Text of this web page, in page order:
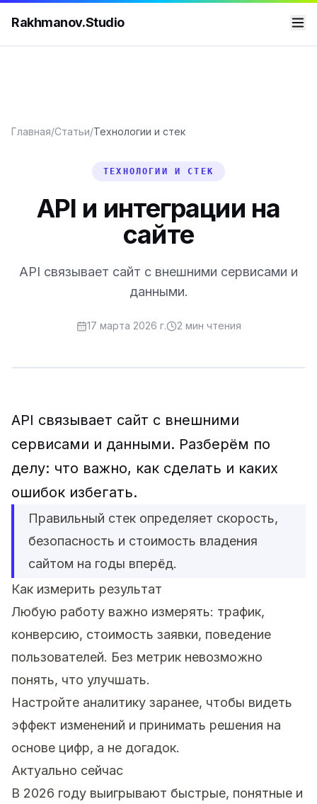
Rakhmanov.Studio
Главная/Статьи/Технологии и стек
ТЕХНОЛОГИИ И СТЕК
API и интеграции на
сайте
API связывает сайт с внешними сервисами и
данными.
17 марта 2026 г. 2 мин чтения
API связывает сайт с внешними
сервисами и данными. Разберём по
делу: что важно, как сделать и каких
ошибок избегать.
Правильный стек определяет скорость,
безопасность и стоимость владения
сайтом на годы вперёд.
Как измерить результат
Любую работу важно измерять: трафик,
конверсию, стоимость заявки, поведение
пользователей. Без метрик невозможно
понять, что улучшать.
Настройте аналитику заранее, чтобы видеть
эффект изменений и принимать решения на
основе цифр, а не догадок.
Актуально сейчас
В 2026 году выигрывают быстрые, понятные и